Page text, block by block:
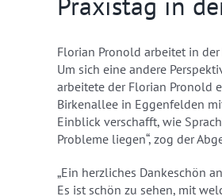
Florian Pronold arbeitet in
Um sich eine andere
arbeitete der Florian Pronold
Birkenallee in Eggenfelden
Einblick verschafft, wie
Probleme liegen“, zog der
„Ein herzliches Dankeschön
Es ist schön zu sehen, mit